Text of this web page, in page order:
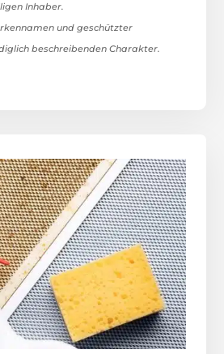
Inhaber.
und geschützter
beschreibenden Charakter.